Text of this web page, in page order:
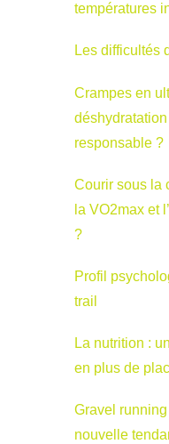
températures
Les difficultés
Crampes en
responsable ?
Courir sous la
la VO2max et
?
Profil
trail
La nutrition :
en plus de
Gravel
nouvelle